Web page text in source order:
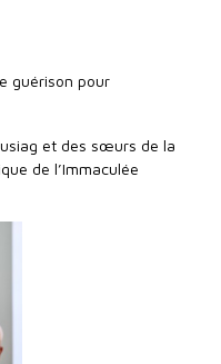
guérison pour
et des sœurs de la
de l’Immaculée